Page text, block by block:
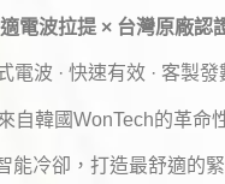
電波拉提 × 台灣原廠認
電波 · 快速有效 · 客製發
自韓國WonTech的革命
能冷卻，打造最舒適的